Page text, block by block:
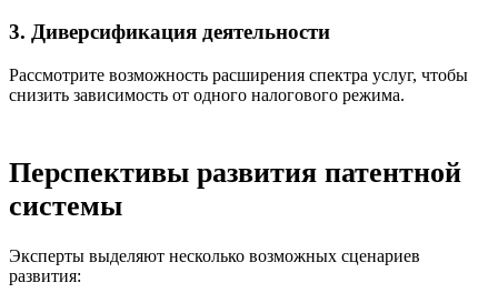
3. Диверсификация деятельности
Рассмотрите возможность расширения спектра услуг, чтобы
снизить зависимость от одного налогового режима.
Перспективы развития патентной
системы
Эксперты выделяют несколько возможных сценариев
развития: